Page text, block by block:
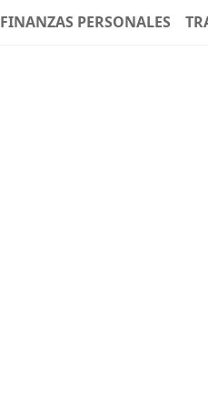
FINANZAS PERSONALES